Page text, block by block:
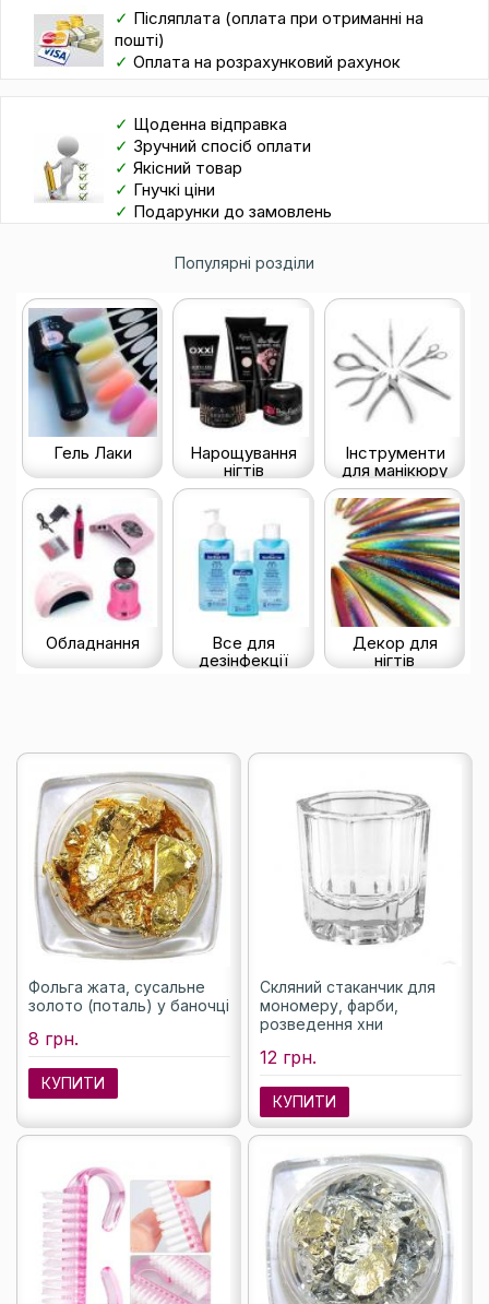
✓ Післяплата (оплата при отриманні на
пошті)
✓ Оплата на розрахунковий рахунок
✓ Щоденна відправка
✓ Зручний спосіб оплати
✓ Якісний товар
✓ Гнучкі ціни
✓ Подарунки до замовлень
Популярні розділи
Гель Лаки
Нарощування
нігтів
Інструменти
для манікюру
Обладнання
Все для
дезінфекції
Декор для
нігтів
Фольга жата, сусальне
золото (поталь) у баночці
8 грн.
КУПИТИ
Скляний стаканчик для
мономеру, фарби,
розведення хни
12 грн.
КУПИТИ